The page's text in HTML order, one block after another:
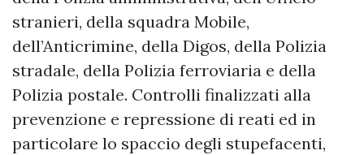
stranieri, della squadra Mobile,
dell’Anticrimine, della Digos, della Polizia
stradale, della Polizia ferroviaria e della
Polizia postale. Controlli finalizzati alla
prevenzione e repressione di reati ed in
particolare lo spaccio degli stupefacenti,